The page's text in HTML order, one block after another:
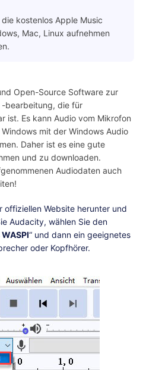
kostenlos Apple Music
Mac, Linux aufnehmen
Open-Source Software zur
bearbeitung, die für
ist. Es kann Audio vom Mikrofon
mit der Windows Audio
Daher ist es eine gute
und zu downloaden.
Audiodaten auch
offiziellen Website herunter und
Audacity, wählen Sie den
“ und dann ein geeignetes
oder Kopfhörer.